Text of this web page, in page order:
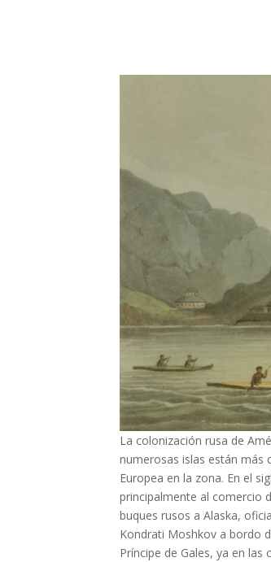
La colonización rusa de
numerosas islas están más
Europea en la zona. En el
principalmente al comercio
buques rusos a Alaska,
Kondrati Moshkov a bordo
Príncipe de Gales, ya en